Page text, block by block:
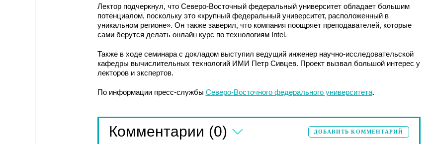
Лектор подчеркнул, что Северо-Восточный федеральный университет обладает большим
потенциалом, поскольку это «крупный федеральный университет, расположенный в
уникальном регионе». Он также заверил, что компания поощряет преподавателей, которые
сами берутся делать онлайн курс по технологиям Intel.
Также в ходе семинара с докладом выступил ведущий инженер научно-исследовательской
кафедры вычислительных технологий ИМИ Петр Сивцев. Проект вызвал большой интерес у
лекторов и экспертов.
По информации пресс-службы Северо-Восточного федерального университета.
Комментарии (0) ДОБАВИТЬ КОММЕНТАРИЙ